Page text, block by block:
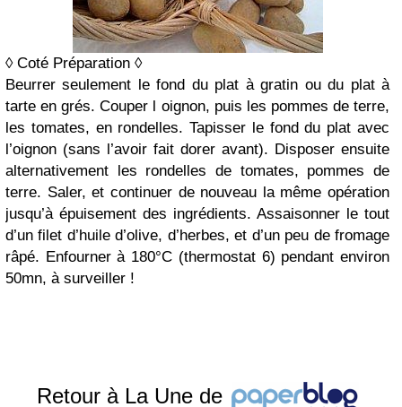
◊ Coté Préparation ◊
Beurrer seulement le fond du plat à gratin ou du plat à
tarte en grés. Couper l oignon, puis les pommes de terre,
les tomates, en rondelles. Tapisser le fond du plat avec
l’oignon (sans l’avoir fait dorer avant). Disposer ensuite
alternativement les rondelles de tomates, pommes de
terre. Saler, et continuer de nouveau la même opération
jusqu’à épuisement des ingrédients. Assaisonner le tout
d’un filet d’huile d’olive, d’herbes, et d’un peu de fromage
râpé. Enfourner à 180°C (thermostat 6) pendant environ
50mn, à surveiller !
Retour à La Une de